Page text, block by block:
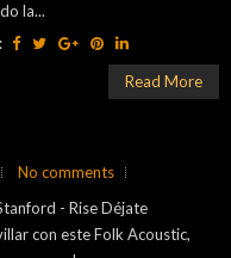
la...
Read More
No comments
- Rise Déjate
con este Folk Acoustic,